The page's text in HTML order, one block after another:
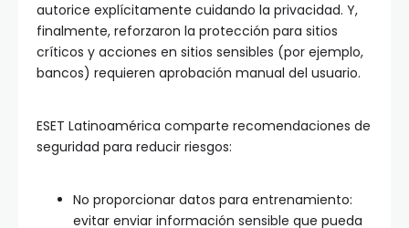
autorice explícitamente cuidando la privacidad. Y,
finalmente, reforzaron la protección para sitios
críticos y acciones en sitios sensibles (por ejemplo,
bancos) requieren aprobación manual del usuario.
ESET Latinoamérica comparte recomendaciones de
seguridad para reducir riesgos:
No proporcionar datos para entrenamiento:
evitar enviar información sensible que pueda